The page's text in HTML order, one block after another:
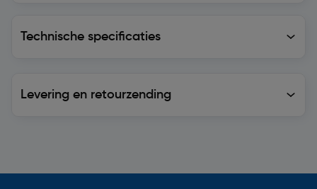
Technische specificaties
Levering en retourzending